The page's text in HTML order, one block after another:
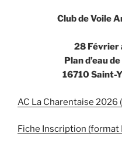
Club de Voile
28 Février
Plan d’eau
16710 Saint-
AC La Charentaise 2026
Fiche Inscription (format